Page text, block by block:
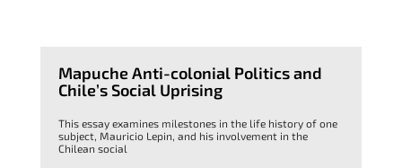
Mapuche Anti-colonial Politics and
Chile’s Social Uprising
This essay examines milestones in the life history of one
subject, Mauricio Lepin, and his involvement in the
Chilean social